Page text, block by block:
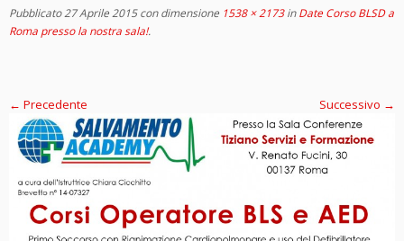
Pubblicato27 Aprile 2015con dimensione 1538 × 2173inDate Corso BLSD a
Roma presso la nostra sala!.
← Precedente Successivo →